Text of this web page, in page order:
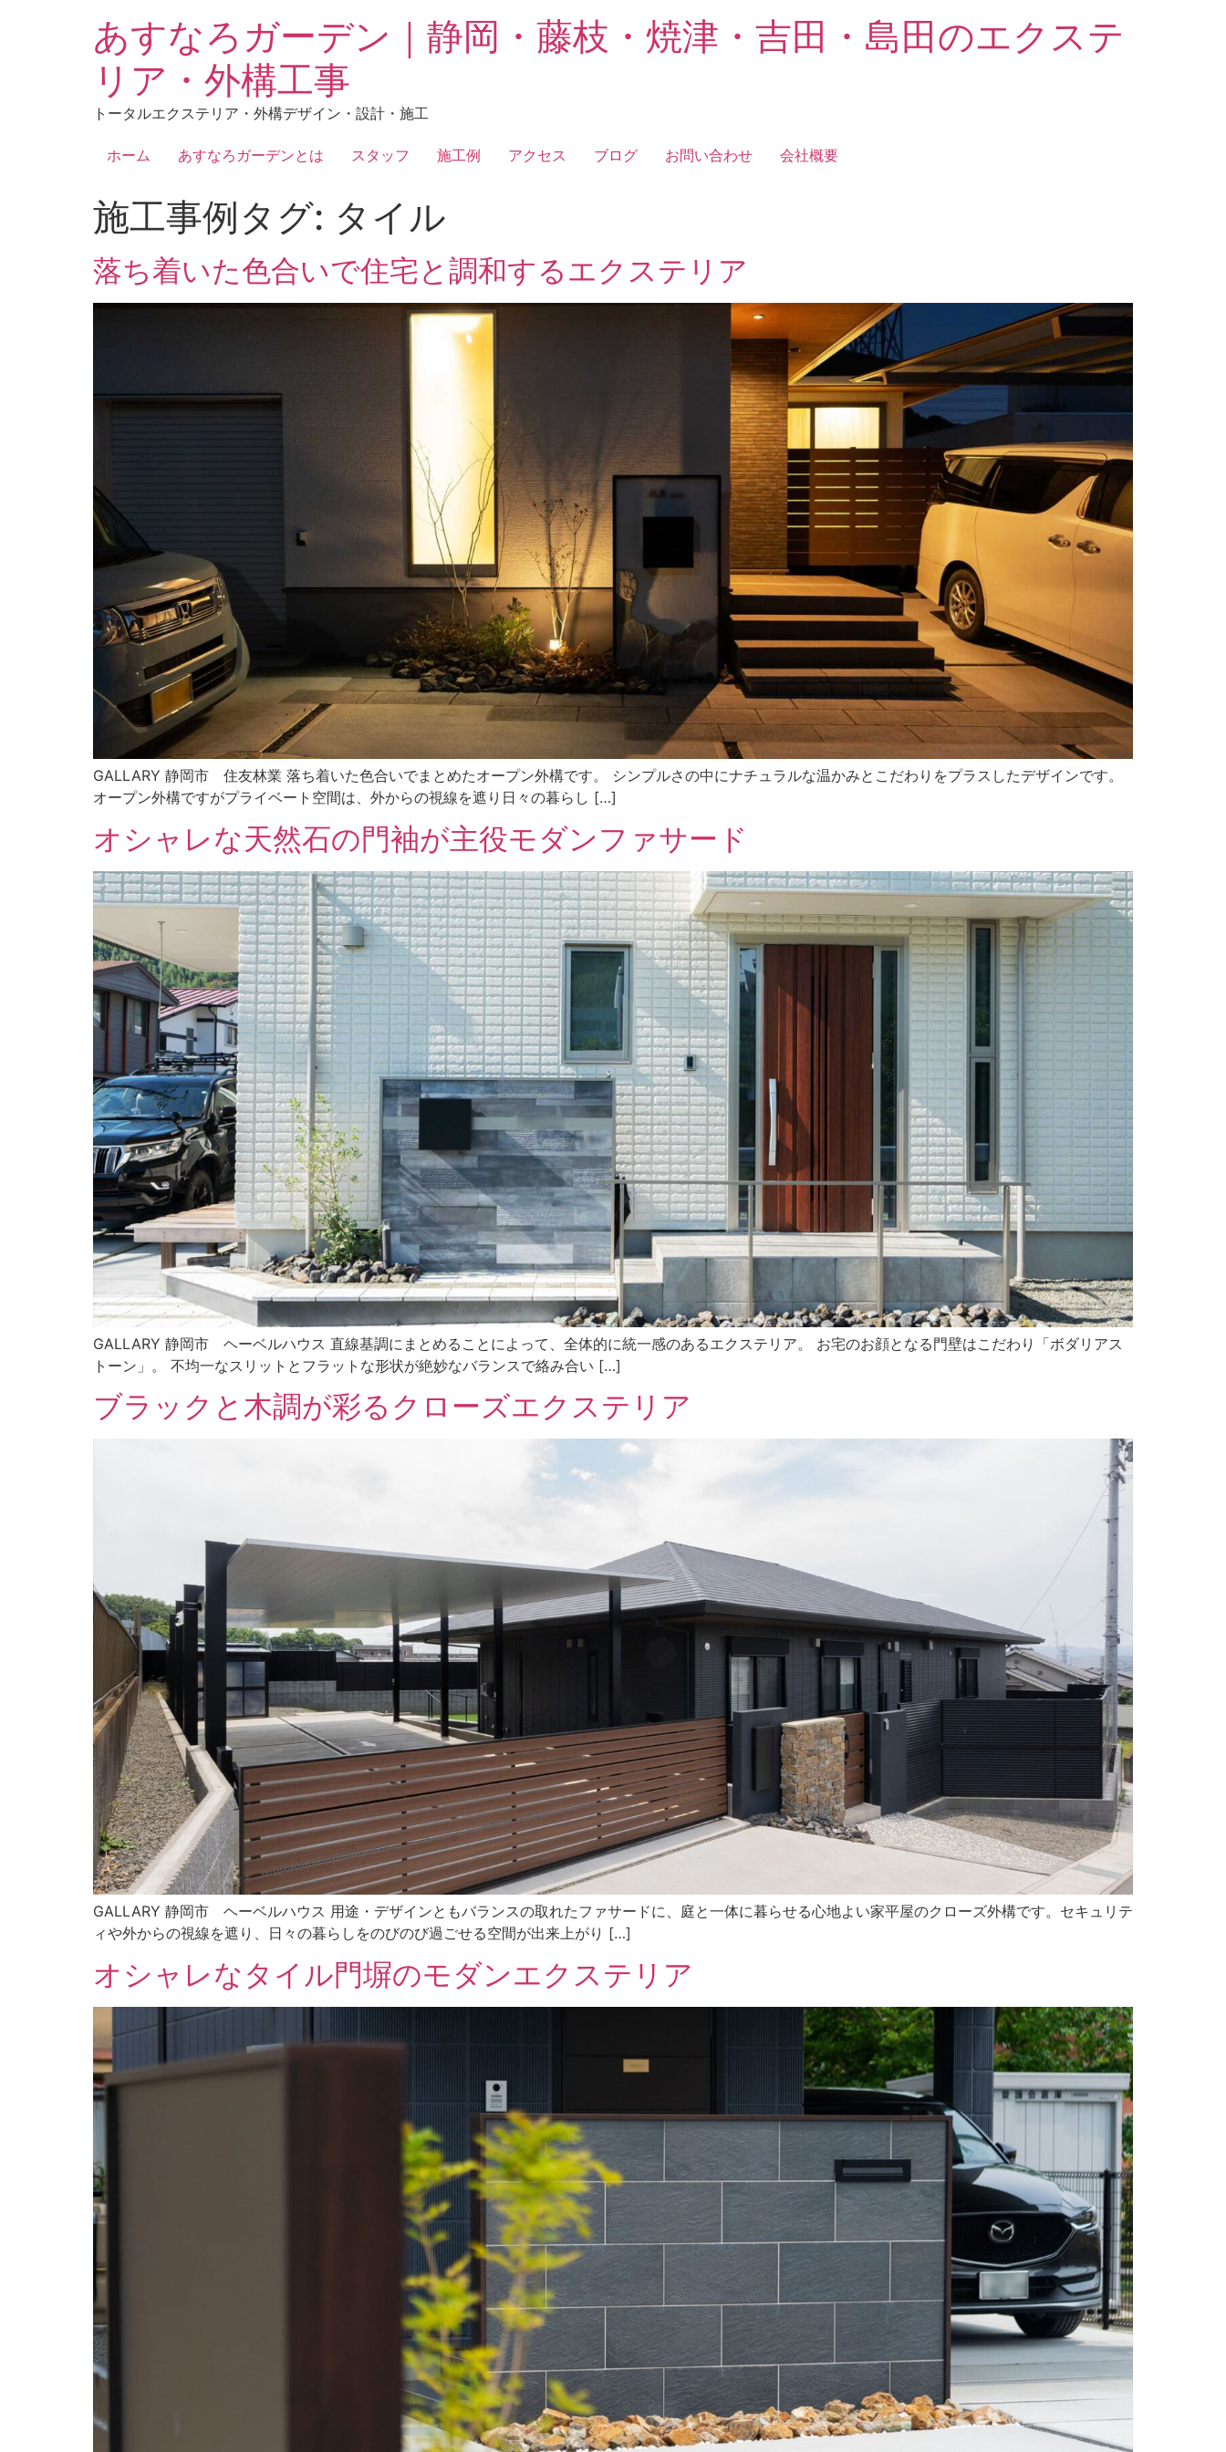
あすなろガーデン｜静岡・藤枝・焼津・吉田・島田のエクステ
リア・外構工事
トータルエクステリア・外構デザイン・設計・施工
ホーム あすなろガーデンとは スタッフ 施工例 アクセス ブログ お問い合わせ 会社概要
施工事例タグ: タイル
落ち着いた色合いで住宅と調和するエクステリア
GALLARY 静岡市 住友林業 落ち着いた色合いでまとめたオープン外構です。 シンプルさの中にナチュラルな温かみとこだわりをプラスしたデザインです。
オープン外構ですがプライベート空間は、外からの視線を遮り日々の暮らし […]
オシャレな天然石の門袖が主役モダンファサード
GALLARY 静岡市 ヘーベルハウス 直線基調にまとめることによって、全体的に統一感のあるエクステリア。 お宅のお顔となる門壁はこだわり「ボダリアス
トーン」。 不均一なスリットとフラットな形状が絶妙なバランスで絡み合い […]
ブラックと木調が彩るクローズエクステリア
GALLARY 静岡市 ヘーベルハウス 用途・デザインともバランスの取れたファサードに、庭と一体に暮らせる心地よい家平屋のクローズ外構です。セキュリテ
ィや外からの視線を遮り、日々の暮らしをのびのび過ごせる空間が出来上がり […]
オシャレなタイル門塀のモダンエクステリア